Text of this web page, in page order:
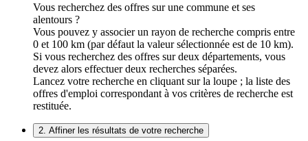
Vous recherchez des offres sur une commune et ses
alentours ?
Vous pouvez y associer un rayon de recherche compris entre
0 et 100 km (par défaut la valeur sélectionnée est de 10 km).
Si vous recherchez des offres sur deux départements, vous
devez alors effectuer deux recherches séparées.
Lancez votre recherche en cliquant sur la loupe ; la liste des
offres d'emploi correspondant à vos critères de recherche est
restituée.
2. Affiner les résultats de votre recherche